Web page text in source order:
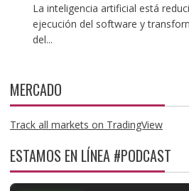
La inteligencia artificial está
ejecución del software y
del...
MERCADO
Track all markets on TradingView
ESTAMOS EN LÍNEA #PODCAST